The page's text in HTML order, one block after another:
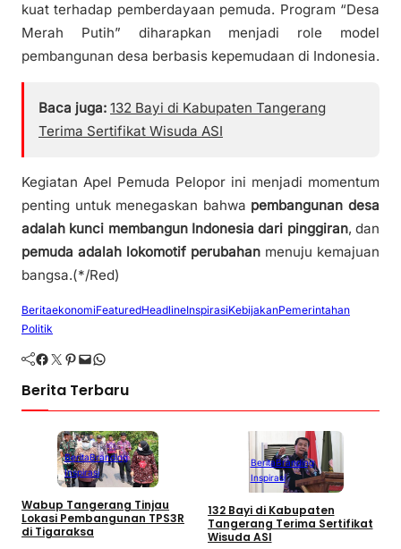
kuat terhadap pemberdayaan pemuda. Program “Desa
Merah Putih” diharapkan menjadi role model
pembangunan desa berbasis kepemudaan di Indonesia.
Baca juga: 132 Bayi di Kabupaten Tangerang
Terima Sertifikat Wisuda ASI
Kegiatan Apel Pemuda Pelopor ini menjadi momentum
penting untuk menegaskan bahwa pembangunan desa
adalah kunci membangun Indonesia dari pinggiran, dan
pemuda adalah lokomotif perubahan menuju kemajuan
bangsa.(*/Red)
BeritaekonomiFeaturedHeadlineInspirasiKebijakanPemerintahan
Politik
Facebook Twitter Pinterest Mail WhatsApp
Berita Terbaru
BeritaBranding
Inspirasi
Wabup Tangerang Tinjau
Lokasi Pembangunan TPS3R
di Tigaraksa
BeritaBranding
Inspirasi
132 Bayi di Kabupaten
Tangerang Terima Sertifikat
Wisuda ASI